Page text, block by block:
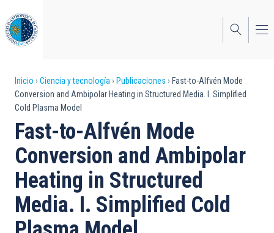
al
contenido
principal
Sobrescribir
enlaces
de
ayuda
a
la
navegación
Inicio Ciencia y tecnología Publicaciones
Fast-to-Alfvén Mode
Conversion and Ambipolar Heating in Structured Media. I. Simplified
Cold Plasma Model
Fast-to-Alfvén Mode
Conversion and Ambipolar
Heating in Structured
Media. I. Simplified Cold